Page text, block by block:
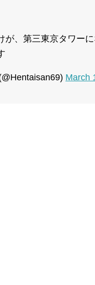
が、第三東京タワー
March